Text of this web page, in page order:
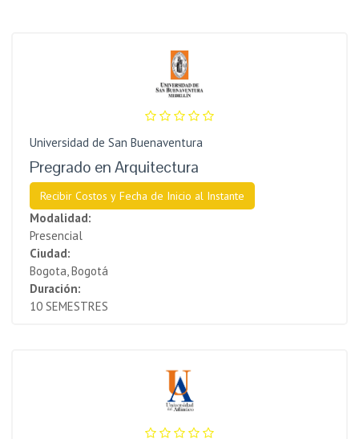
Universidad de San Buenaventura
Pregrado en Arquitectura
Recibir Costos y Fecha de Inicio al Instante
Modalidad:
Presencial
Ciudad:
Bogota, Bogotá
Duración:
10 SEMESTRES